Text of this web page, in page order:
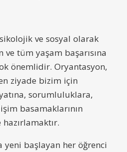
ve sosyal olarak
tüm yaşam başarısına
önemlidir. Oryantasyon,
ziyade bizim için
sorumluluklara,
basamaklarının
yeni başlayan her öğrenci